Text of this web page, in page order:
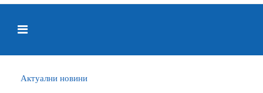
Актуални новини